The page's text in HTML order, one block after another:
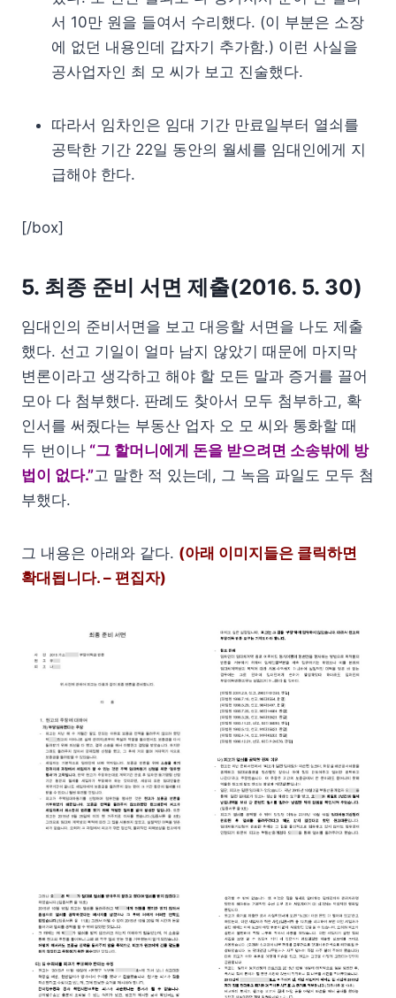
서 10만 원을 들여서 수리했다. (이 부분은 소장
에 없던 내용인데 갑자기 추가함.) 이런 사실을
공사업자인 최 모 씨가 보고 진술했다.
따라서 임차인은 임대 기간 만료일부터 열쇠를
공탁한 기간 22일 동안의 월세를 임대인에게 지
급해야 한다.
[/box]
5. 최종 준비 서면 제출(2016. 5. 30)
임대인의 준비서면을 보고 대응할 서면을 나도 제출
했다. 선고 기일이 얼마 남지 않았기 때문에 마지막
변론이라고 생각하고 해야 할 모든 말과 증거를 끌어
모아 다 첨부했다. 판례도 찾아서 모두 첨부하고, 확
인서를 써줬다는 부동산 업자 오 모 씨와 통화할 때
두 번이나 “그 할머니에게 돈을 받으려면 소송밖에 방
법이 없다.”고 말한 적 있는데, 그 녹음 파일도 모두 첨
부했다.
그 내용은 아래와 같다. (아래 이미지들은 클릭하면
확대됩니다. – 편집자)